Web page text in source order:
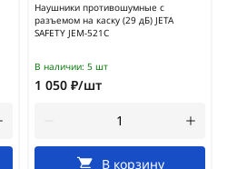
Наушники противошумные с
разъемом на каску (29 дБ) JETA
SAFETY JEM-521C
В наличии: 5 шт
1 050 ₽/шт
В корзину